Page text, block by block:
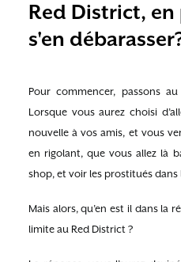
Red District,
s'en
Pour commencer, passons
Lorsque vous aurez choisi
nouvelle à vos amis, et vous
en rigolant, que vous allez là
shop, et voir les prostitués dans
Mais alors, qu’en est il dans la
limite au Red District ?